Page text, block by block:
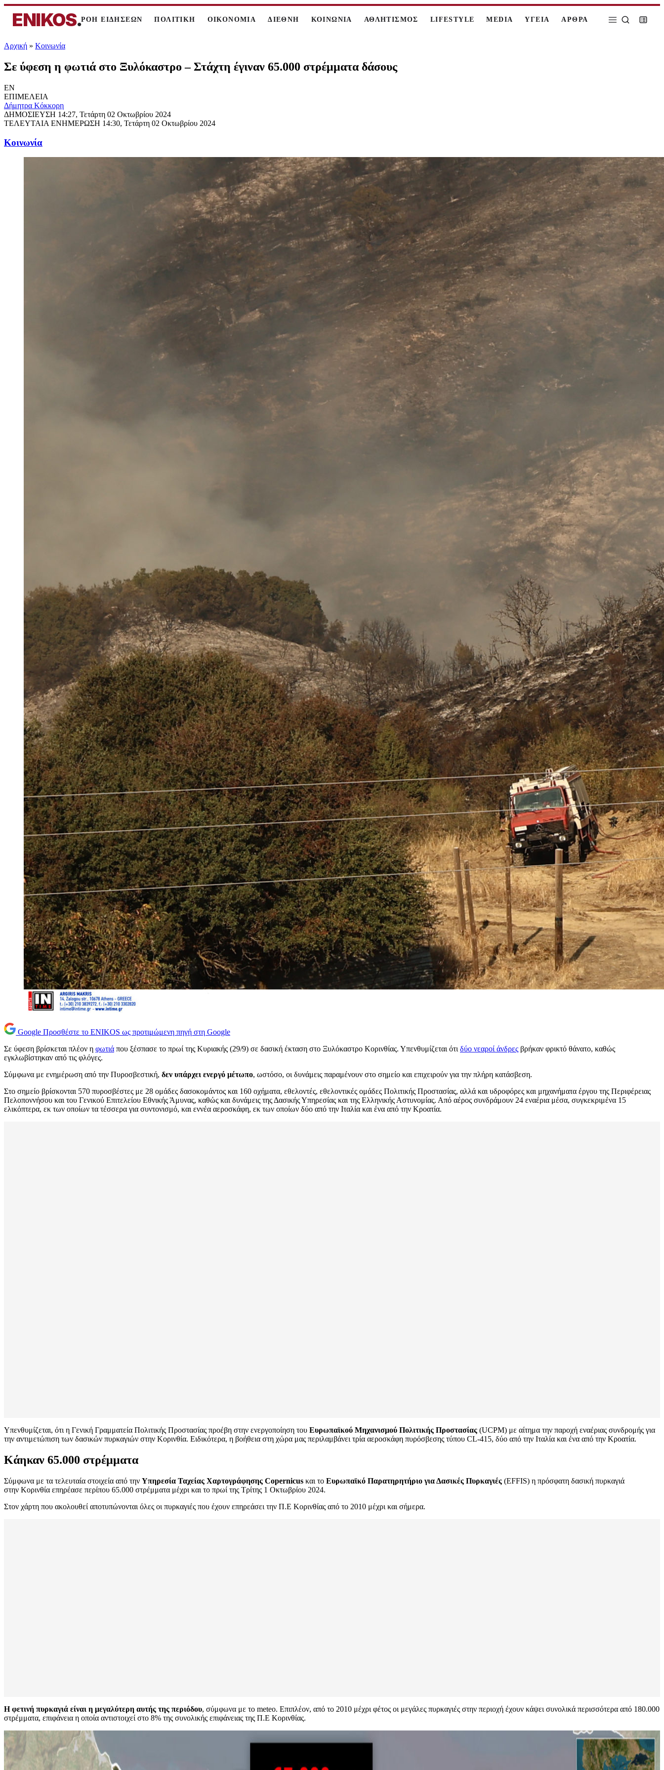
ENIKOS.ΡΟΗ ΕΙΔΗΣΕΩΝ ΠΟΛΙΤΙΚΗ ΟΙΚΟΝΟΜΙΑ ΔΙΕΘΝΗ ΚΟΙΝΩΝΙΑ ΑΘΛΗΤΙΣΜΟΣ LIFESTYLE MEDIA ΥΓΕΙΑ ΑΡΘΡΑ
Αρχική » Κοινωνία
Σε ύφεση η φωτιά στο Ξυλόκαστρο – Στάχτη έγιναν 65.000 στρέμματα δάσους
EN
ΕΠΙΜΕΛΕΙΑ
Δήμητρα Κόκκορη
ΔΗΜΟΣΙΕΥΣΗ 14:27, Τετάρτη 02 Οκτωβρίου 2024
ΤΕΛΕΥΤΑΙΑ ΕΝΗΜΕΡΩΣΗ 14:30, Τετάρτη 02 Οκτωβρίου 2024
Κοινωνία
Google Προσθέστε το ENIKOS ως προτιμώμενη πηγή στη Google
Σε ύφεση βρίσκεται πλέον η φωτιά που ξέσπασε το πρωί της Κυριακής (29/9) σε δασική έκταση στο Ξυλόκαστρο Κορινθίας. Υπενθυμίζεται ότι δύο νεαροί άνδρες βρήκαν φρικτό θάνατο, καθώς
εγκλωβίστηκαν από τις φλόγες.
Σύμφωνα με ενημέρωση από την Πυροσβεστική, δεν υπάρχει ενεργό μέτωπο, ωστόσο, οι δυνάμεις παραμένουν στο σημείο και επιχειρούν για την πλήρη κατάσβεση.
Στο σημείο βρίσκονται 570 πυροσβέστες με 28 ομάδες δασοκομάντος και 160 οχήματα, εθελοντές, εθελοντικές ομάδες Πολιτικής Προστασίας, αλλά και υδροφόρες και μηχανήματα έργου της Περιφέρειας
Πελοποννήσου και του Γενικού Επιτελείου Εθνικής Άμυνας, καθώς και δυνάμεις της Δασικής Υπηρεσίας και της Ελληνικής Αστυνομίας. Από αέρος συνδράμουν 24 εναέρια μέσα, συγκεκριμένα 15
ελικόπτερα, εκ των οποίων τα τέσσερα για συντονισμό, και εννέα αεροσκάφη, εκ των οποίων δύο από την Ιταλία και ένα από την Κροατία.
Υπενθυμίζεται, ότι η Γενική Γραμματεία Πολιτικής Προστασίας προέβη στην ενεργοποίηση του Ευρωπαϊκού Μηχανισμού Πολιτικής Προστασίας (UCPM) με αίτημα την παροχή εναέριας συνδρομής για
την αντιμετώπιση των δασικών πυρκαγιών στην Κορινθία. Ειδικότερα, η βοήθεια στη χώρα μας περιλαμβάνει τρία αεροσκάφη πυρόσβεσης τύπου CL-415, δύο από την Ιταλία και ένα από την Κροατία.
Κάηκαν 65.000 στρέμματα
Σύμφωνα με τα τελευταία στοιχεία από την Υπηρεσία Ταχείας Χαρτογράφησης Copernicus και το Ευρωπαϊκό Παρατηρητήριο για Δασικές Πυρκαγιές (EFFIS) η πρόσφατη δασική πυρκαγιά
στην Κορινθία επηρέασε περίπου 65.000 στρέμματα μέχρι και το πρωί της Τρίτης 1 Οκτωβρίου 2024.
Στον χάρτη που ακολουθεί αποτυπώνονται όλες οι πυρκαγιές που έχουν επηρεάσει την Π.Ε Κορινθίας από το 2010 μέχρι και σήμερα.
Η φετινή πυρκαγιά είναι η μεγαλύτερη αυτής της περιόδου, σύμφωνα με το meteo. Επιπλέον, από το 2010 μέχρι φέτος οι μεγάλες πυρκαγιές στην περιοχή έχουν κάψει συνολικά περισσότερα από 180.000
στρέμματα, επιφάνεια η οποία αντιστοιχεί στο 8% της συνολικής επιφάνειας της Π.Ε Κορινθίας.